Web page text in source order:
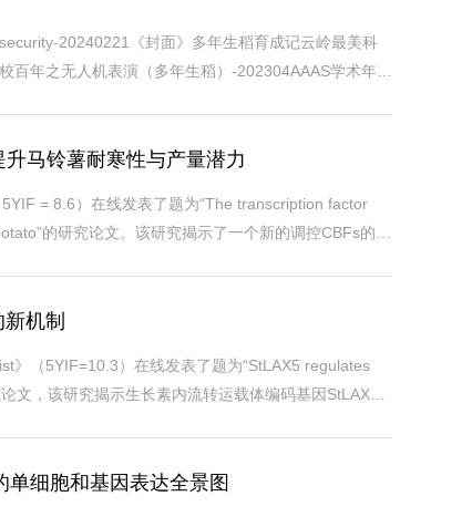
20240221《封面》多年生稻育成记云岭最美科
年之无人机表演（多年生稻）-202304AAAS学术年会
马铃薯耐寒性与产量潜力
= 8.6）在线发表了题为“The transcription factor
的研究论文。该研究揭示了一个新的调控CBFs的转
机制
》（5YIF=10.3）在线发表了题为“StLAX5 regulates
，该研究揭示生长素内流转运载体编码基因StLAX5
细胞和基因表达全景图